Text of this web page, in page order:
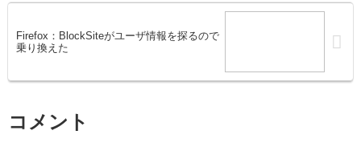
Firefox：BlockSiteがユーザ情報を探るので
乗り換えた
コメント